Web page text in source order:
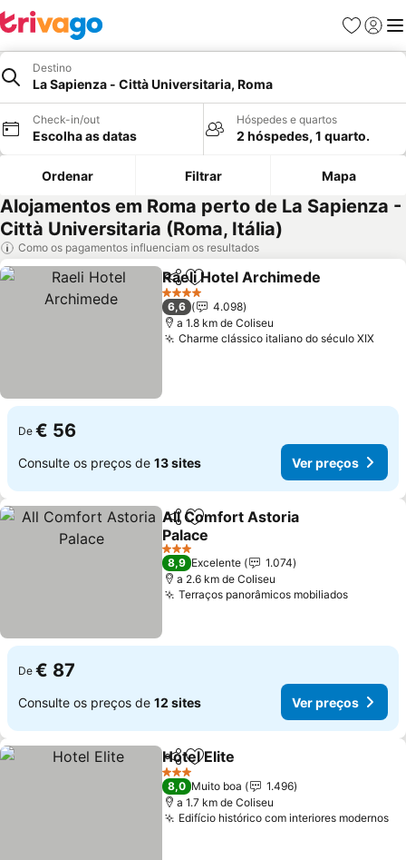
Favoritos
Iniciar
Destino
La Sapienza - Città Universitaria, Roma
Check-in/out
Escolha as datas
Hóspedes e quartos
2 hóspedes, 1 quarto.
Ordenar Filtrar Mapa
Alojamentos em Roma perto de La Sapienza -
Città Universitaria (Roma, Itália)
Como os pagamentos influenciam os resultados
PartilharAdicionar aos favoritos
Raeli Hotel Archimede
4 Estrelas
6,6
4.098
a 1.8 km de Coliseu
Charme clássico italiano do século XIX
De € 56
Consulte os preços de 13 sites Ver preços
PartilharAdicionar aos favoritos
All Comfort Astoria
Palace
3 Estrelas
8,9 Excelente
1.074
a 2.6 km de Coliseu
Terraços panorâmicos mobiliados
De € 87
Consulte os preços de 12 sites Ver preços
PartilharAdicionar aos favoritos
Hotel Elite
3 Estrelas
8,0 Muito boa
1.496
a 1.7 km de Coliseu
Edifício histórico com interiores modernos